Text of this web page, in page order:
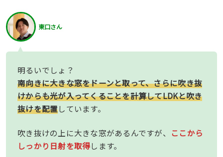
東口さん
明るいでしょ？
南向きに大きな窓をドーンと取って、さらに吹き抜
けからも光が入ってくることを計算してLDKと吹き
抜けを配置しています。
吹き抜けの上に大きな窓があるんですが、 ここから
しっかり日射を取得します。